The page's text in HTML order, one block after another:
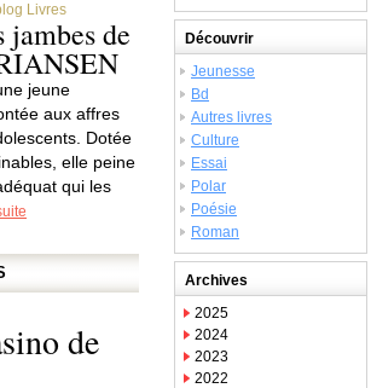
Livres
jambes de
jeune
aux affres
Dotée
elle peine
qui les
de
Découvrir
Jeunesse
Bd
Autres livres
Culture
Essai
Polar
Poésie
Roman
Archives
2025
2024
2023
2022